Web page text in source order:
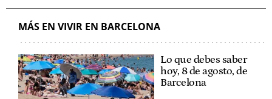
MÁS EN VIVIR EN BARCELONA
Lo que debes saber
hoy, 8 de agosto, de
Barcelona